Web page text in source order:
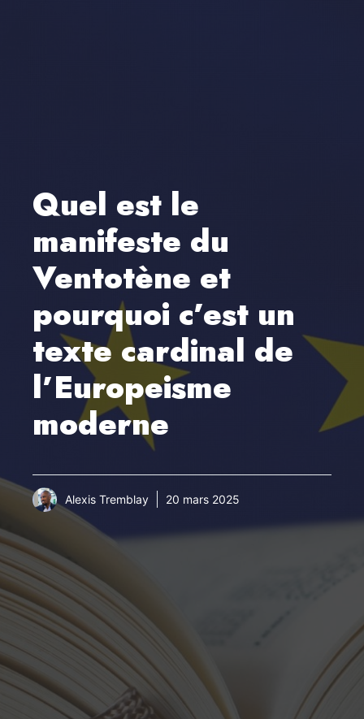
Quel est le
manifeste du
Ventotène et
pourquoi c’est un
texte cardinal de
l’Europeisme
moderne
Alexis Tremblay 20 mars 2025